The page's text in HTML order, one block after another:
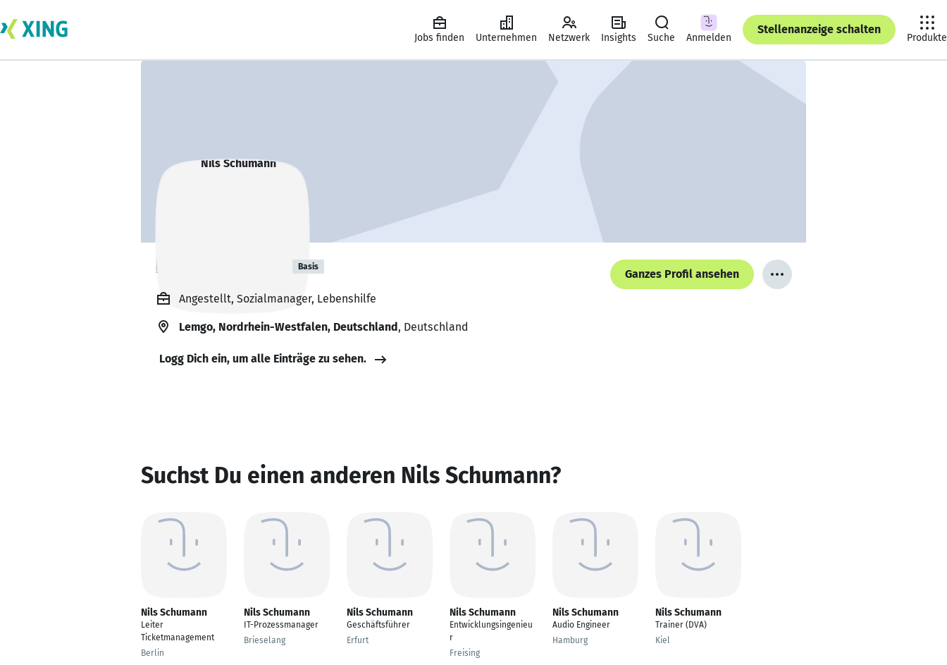
Jobs finden Unternehmen Netzwerk Insights Suche Anmelden
Stellenanzeige schalten
Produkte
Nils Schumann Basis
Ganzes Profil ansehen
Angestellt, Sozialmanager, Lebenshilfe
Lemgo, Nordrhein-Westfalen, Deutschland, Deutschland
Logg Dich ein, um alle Einträge zu sehen.
Suchst Du einen anderen Nils Schumann?
Nils Schumann
Leiter
Ticketmanagement
Berlin
Nils Schumann
IT-Prozessmanager
Brieselang
Nils Schumann
Geschäftsführer
Erfurt
Nils Schumann
Entwicklungsingenieu
r
Freising
Nils Schumann
Audio Engineer
Hamburg
Nils Schumann
Trainer (DVA)
Kiel